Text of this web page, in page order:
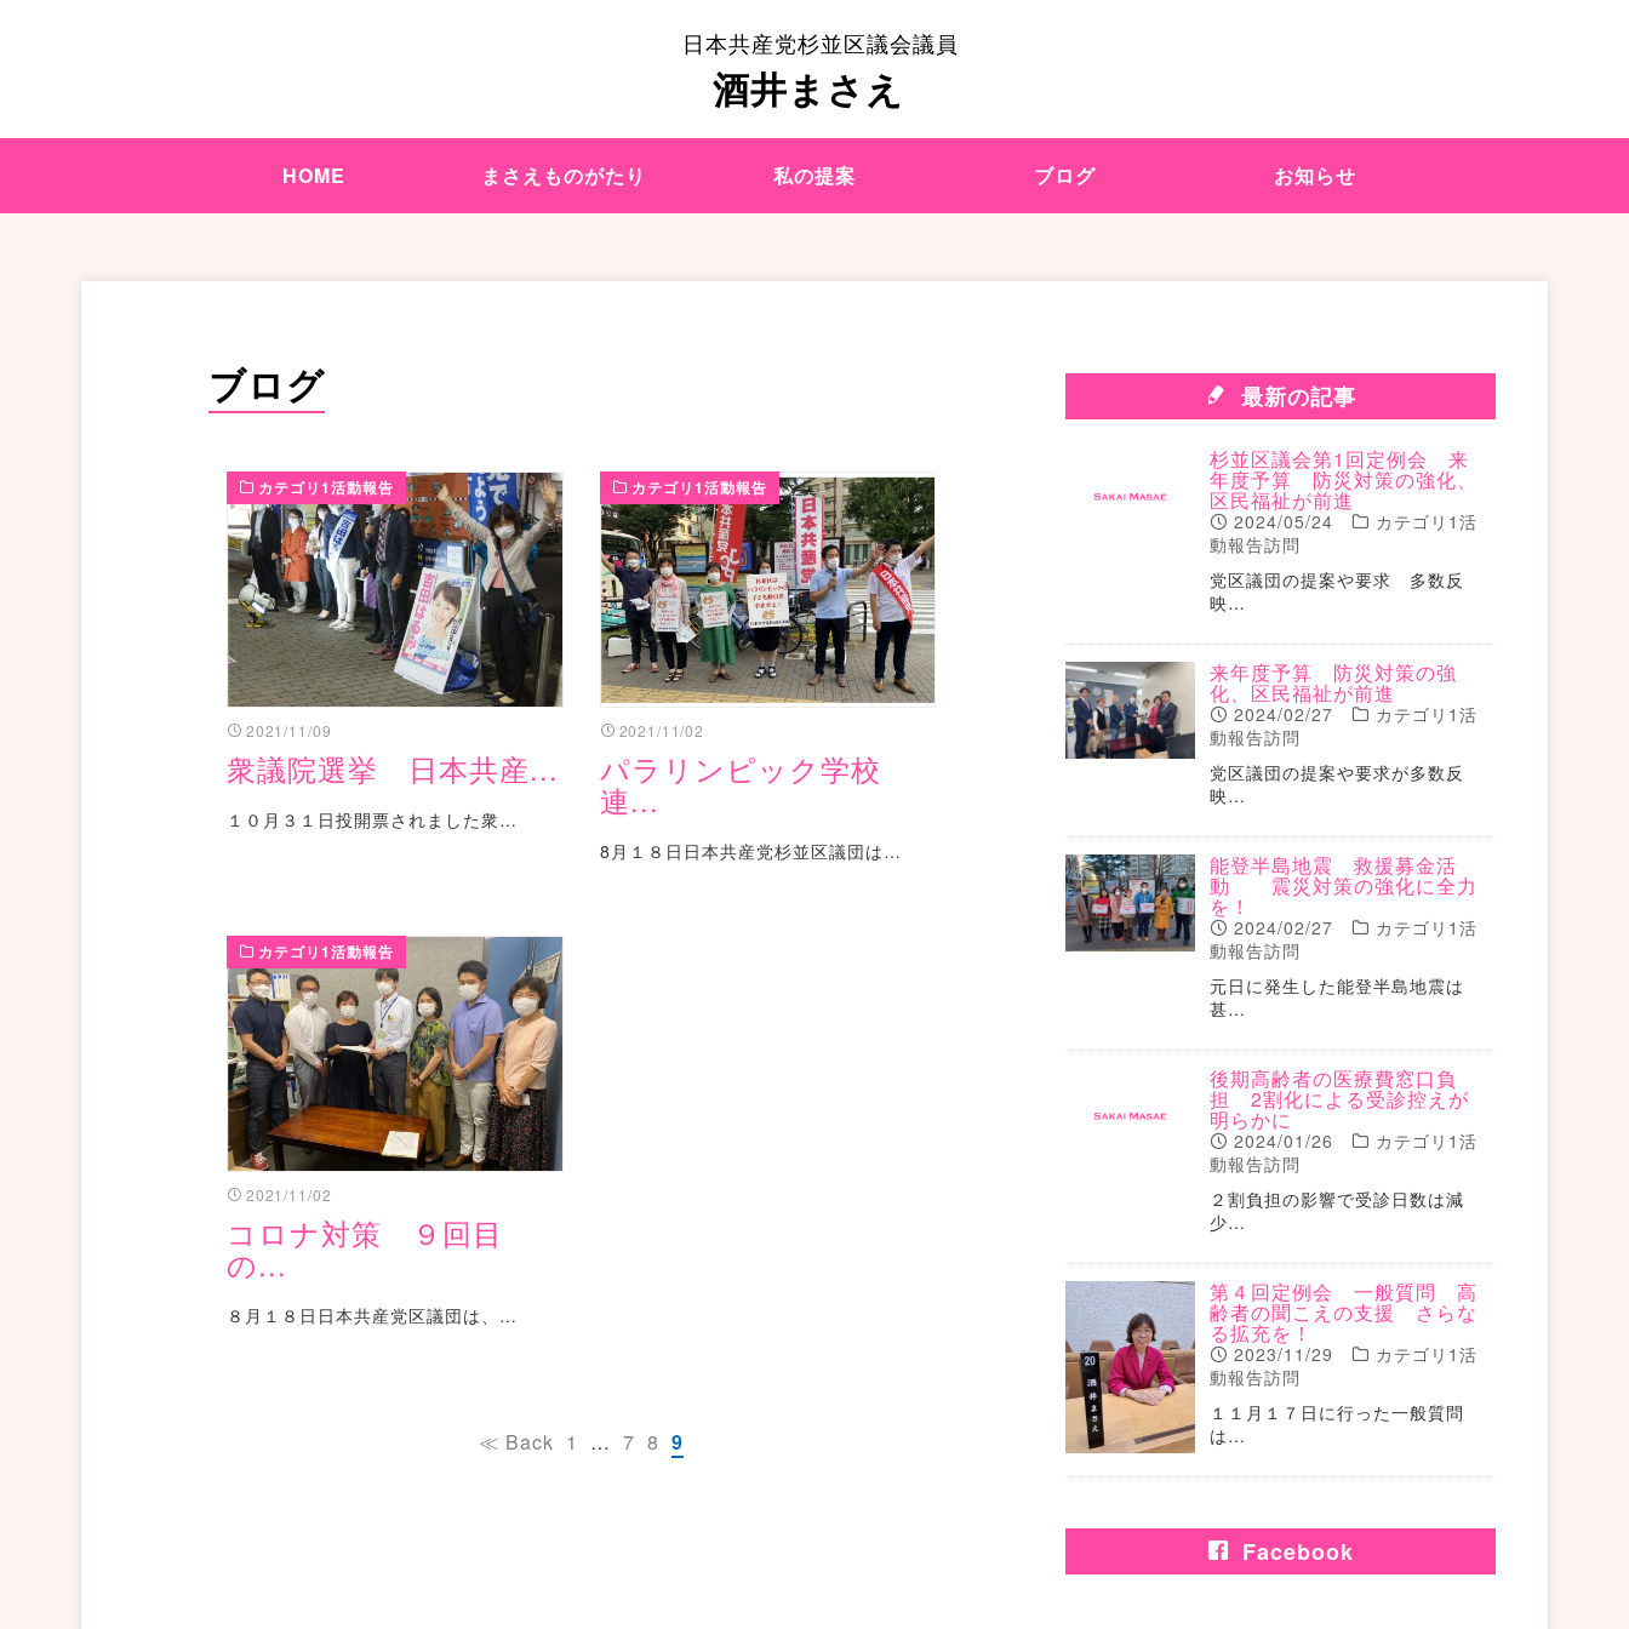
日本共産党杉並区議会議員
酒井まさえ
HOME まさえものがたり 私の提案 ブログ お知らせ
ブログ
カテゴリ1活動報告
2021/11/09
衆議院選挙 日本共産...
１０月３１日投開票されました衆…
カテゴリ1活動報告
2021/11/02
パラリンピック学校
連...
8月１８日日本共産党杉並区議団は…
カテゴリ1活動報告
2021/11/02
コロナ対策 ９回目
の...
８月１８日日本共産党区議団は、…
≪ Back 1 … 7 8 9
最新の記事
杉並区議会第1回定例会 来
年度予算 防災対策の強化、
区民福祉が前進
2024/05/24
カテゴリ1活
動報告訪問
党区議団の提案や要求 多数反
映…
来年度予算 防災対策の強
化、区民福祉が前進
2024/02/27
カテゴリ1活
動報告訪問
党区議団の提案や要求が多数反
映…
能登半島地震 救援募金活
動 震災対策の強化に全力
を！
2024/02/27
カテゴリ1活
動報告訪問
元日に発生した能登半島地震は
甚…
後期高齢者の医療費窓口負
担 2割化による受診控えが
明らかに
2024/01/26
カテゴリ1活
動報告訪問
２割負担の影響で受診日数は減
少…
第４回定例会 一般質問 高
齢者の聞こえの支援 さらな
る拡充を！
2023/11/29
カテゴリ1活
動報告訪問
１１月１７日に行った一般質問
は…
Facebook